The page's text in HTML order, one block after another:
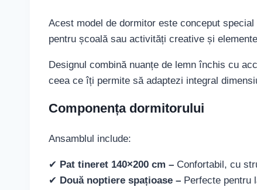
Acest model de dormitor este conceput
pentru școală sau activități creative și
Designul combină nuanțe de lemn închis cu
ceea ce îți permite să adaptezi integral
Componența dormitorului
Ansamblul include:
✔ Pat tineret 140×200 cm – Confortabil, cu
✔ Două noptiere spațioase – Perfecte pentru